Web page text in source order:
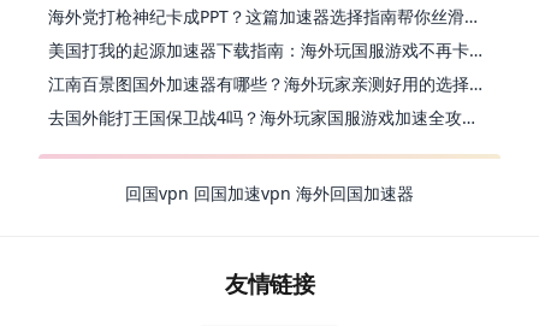
海外党打枪神纪卡成PPT？这篇加速器选择指南帮你丝滑上分
美国打我的起源加速器下载指南：海外玩国服游戏不再卡的终极方案
江南百景图国外加速器有哪些？海外玩家亲测好用的选择与避坑指南
去国外能打王国保卫战4吗？海外玩家国服游戏加速全攻略（附公主连结幻想江湖实测）
回国vpn 回国加速vpn 海外回国加速器
友情链接